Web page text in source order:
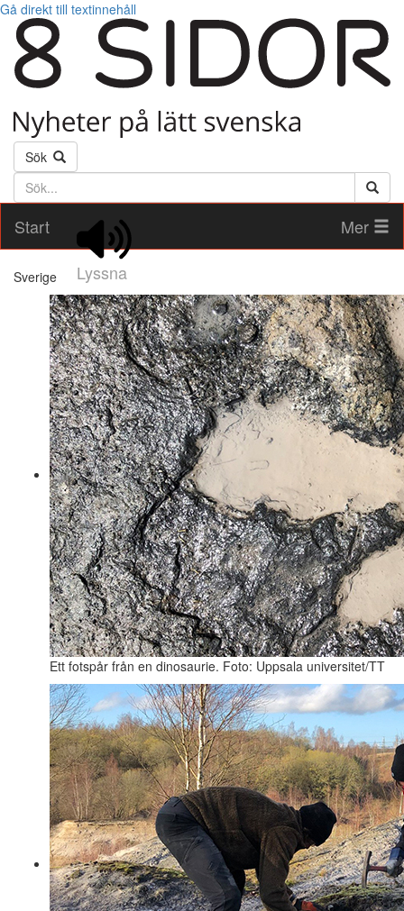
Gå direkt till textinnehåll
Sök
Söktext
Start
Lyssna
Mer
Sverige
Ett fotspår från en dinosaurie. Foto: Uppsala universitet/TT